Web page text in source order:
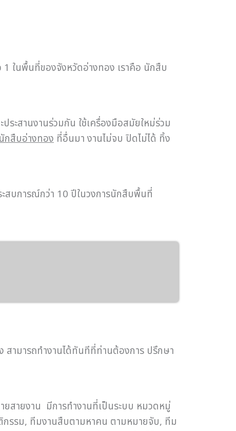
ในพื้นที่ของจังหวัดอ่างทอง เราคือ นักสืบ
ะสานงานร่วมกัน ใช้เครื่องมือสมัยใหม่ร่วม
กสืบอ่างทอง ที่อื่นมา งานไม่จบ ปิดไม่ได้ ทิ้ง
สบการณ์กว่า 10 ปีในวงการนักสืบพื้นที่
สามารถทำงานได้ทันทีที่ท่านต้องการ ปรึกษา
ยสายงาน มีการทำงานที่เป็นระบบ หมวดหมู่
รรม, ทีมงานสืบตามหาคน ตามหมายจับ, ทีม